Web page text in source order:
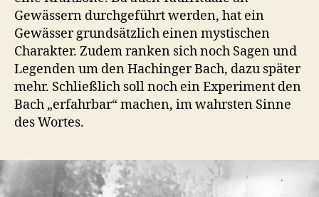
Gewässern durchgeführt werden, hat ein
Gewässer grundsätzlich einen mystischen
Charakter. Zudem ranken sich noch Sagen und
Legenden um den Hachinger Bach, dazu später
mehr. Schließlich soll noch ein Experiment den
Bach „erfahrbar“ machen, im wahrsten Sinne
des Wortes.